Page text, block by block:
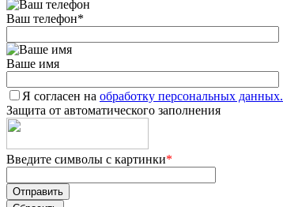
Ваш телефон*
Ваше имя
Я согласен на обработку персональных данных.
Защита от автоматического заполнения
Введите символы с картинки*